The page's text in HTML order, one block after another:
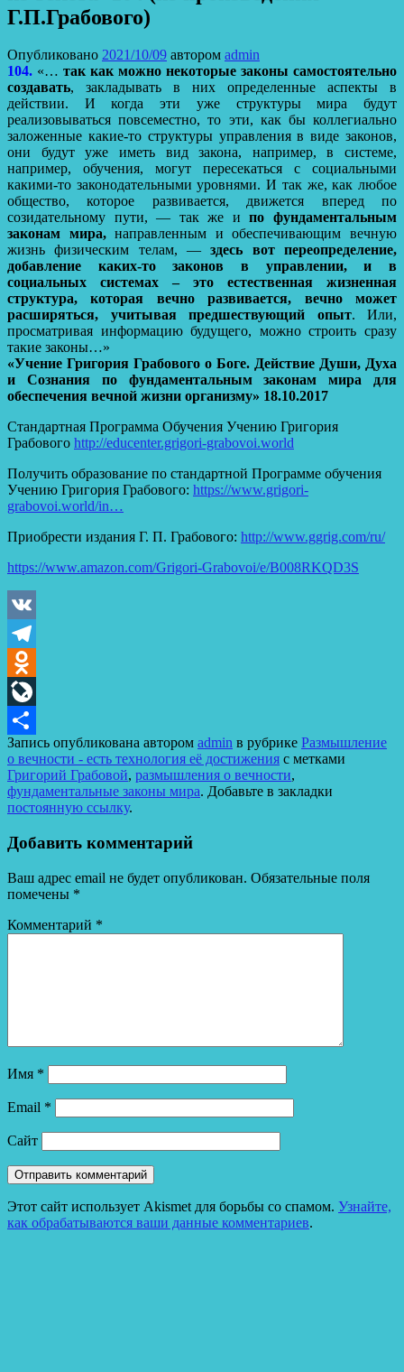
Г.П.Грабового)
Опубликовано 2021/10/09 автором admin
104. «… так как можно некоторые законы самостоятельно
создавать, закладывать в них определенные аспекты в
действии. И когда эти уже структуры мира будут
реализовываться повсеместно, то эти, как бы коллегиально
заложенные какие-то структуры управления в виде законов,
они будут уже иметь вид закона, например, в системе,
например, обучения, могут пересекаться с социальными
какими-то законодательными уровнями. И так же, как любое
общество, которое развивается, движется вперед по
созидательному пути, — так же ипо фундаментальным
законам мира,направленным и обеспечивающим вечную
жизнь физическим телам, —здесь вот переопределение,
добавление каких-то законов в управлении, и в
социальных системах – это естественная жизненная
структура, которая вечно развивается, вечно может
расширяться, учитывая предшествующий опыт. Или,
просматривая информацию будущего, можно строить сразу
такие законы…»
«Учение Григория Грабового о Боге. Действие Души, Духа
и Сознания по фундаментальным законам мира для
обеспечения вечной жизни организму» 18.10.2017
Стандартная Программа Обучения Учению Григория
Грабового http://educenter.grigori-grabovoi.world
Получить образование по стандартной Программе обучения
Учению Григория Грабового: https://www.grigori-
grabovoi.world/in…
Приобрести издания Г. П. Грабового: http://www.ggrig.com/ru/
https://www.amazon.com/Grigori-Grabovoi/e/B008RKQD3S
VK
Telegram
Odnoklassniki
LiveJournal
Отправить
Запись опубликована автором admin в рубрике Размышление
о вечности - есть технология её достижения с метками
Григорий Грабовой, размышления о вечности,
фундаментальные законы мира. Добавьте в закладки
постоянную ссылку.
Добавить комментарий
Ваш адрес email не будет опубликован. Обязательные поля
помечены *
Комментарий *
Имя *
Email *
Сайт
Этот сайт использует Akismet для борьбы со спамом. Узнайте,
как обрабатываются ваши данные комментариев.